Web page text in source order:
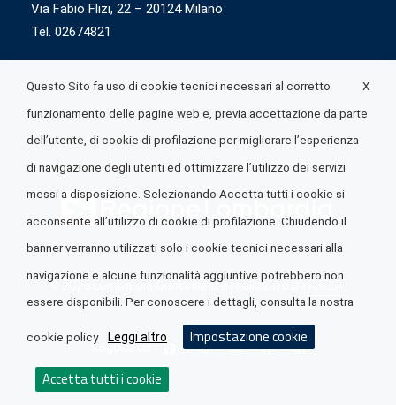
Via Fabio Flizi, 22 – 20124 Milano
Tel. 02674821
© 2026 Lombardia Quotidiano è realizzato daA.R.I.A.
Seguici su
X
Questo Sito fa uso di cookie tecnici necessari al corretto
funzionamento delle pagine web e, previa accettazione da parte
dell’utente, di cookie di profilazione per migliorare l’esperienza
di navigazione degli utenti ed ottimizzare l’utilizzo dei servizi
messi a disposizione. Selezionando Accetta tutti i cookie si
acconsente all’utilizzo di cookie di profilazione. Chiudendo il
banner verranno utilizzati solo i cookie tecnici necessari alla
navigazione e alcune funzionalità aggiuntive potrebbero non
essere disponibili. Per conoscere i dettagli, consulta la nostra
cookie policy Leggi altro Impostazione cookie
Accetta tutti i cookie